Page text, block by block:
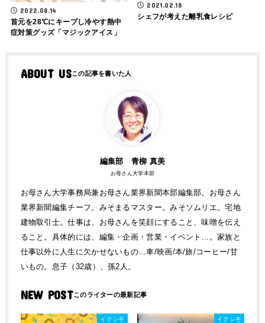
2022.08.14
首元を28℃にキープし冷やす熱中
症対策グッズ「マジックアイス」
2021.02.18
シェフが考えた離乳食レシピ
ABOUT US
編集部 青柳 真美
お母さん大学本部
お母さん大学事務局兼お母さん業界新聞本部編集部。お母さん
業界新聞編集チーフ。みそまるマスター。みそソムリエ。宅地
建物取引士。仕事は、お母さんを笑顔にすること、味噌を伝え
ること。具体的には、編集・企画・営業・イベント…。家族と
仕事以外に人生に欠かせないもの…車/映画/本/旅/コーヒー/甘
いもの。息子（32歳）、孫2人。
NEW POST
イクシモ イクシモ